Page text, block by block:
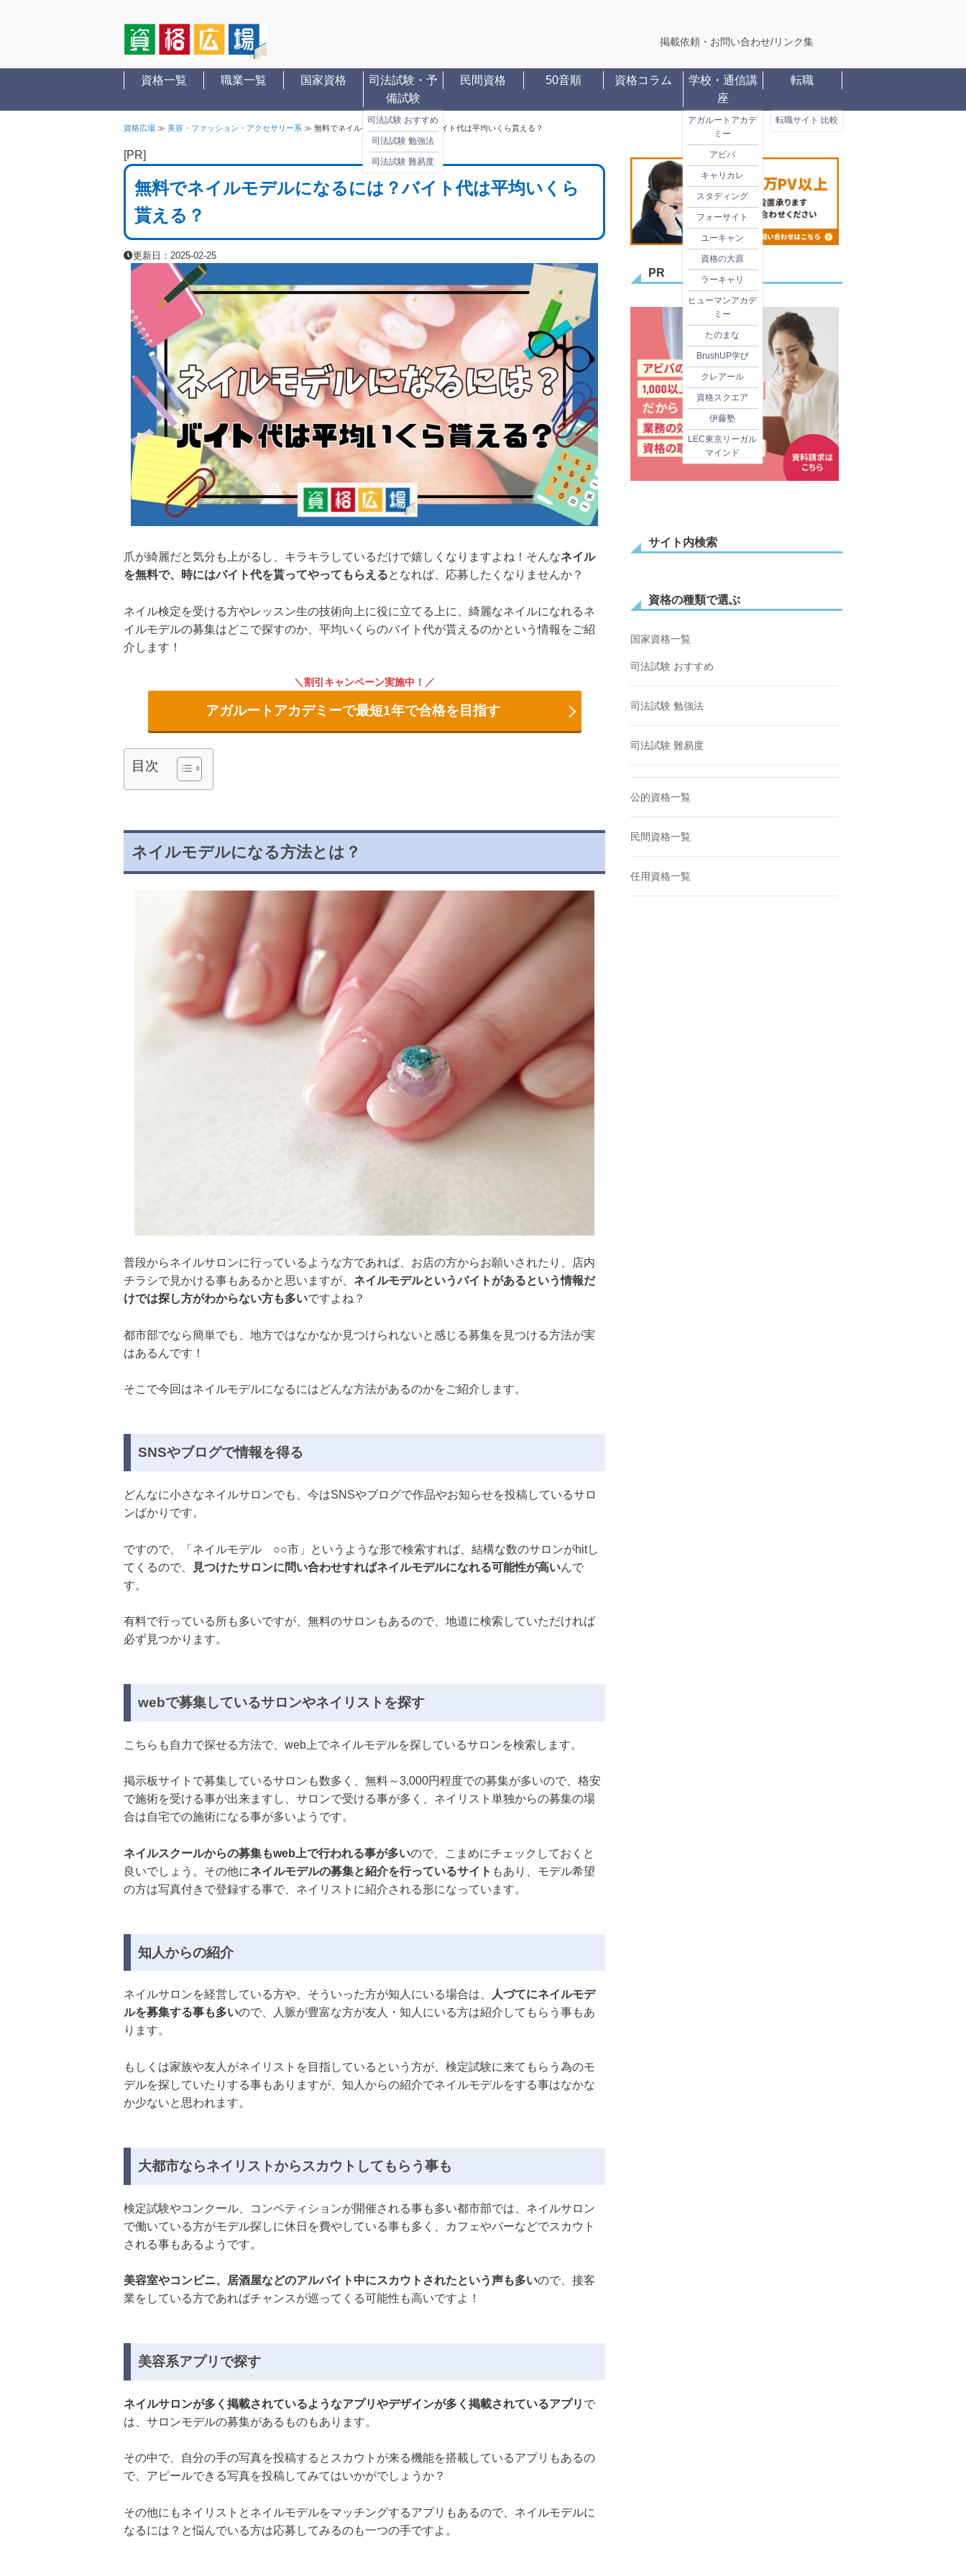
掲載依頼・お問い合わせ/リンク集
資格一覧 職業一覧 国家資格
司法試験・予
備試験
司法試験 おすすめ
司法試験 勉強法
司法試験 難易度
民間資格 50音順 資格コラム
学校・通信講
座
アガルートアカデ
ミー
アビバ
キャリカレ
スタディング
フォーサイト
ユーキャン
資格の大原
ラーキャリ
ヒューマンアカデ
ミー
たのまな
BrushUP学び
クレアール
資格スクエア
伊藤塾
LEC東京リーガル
マインド
転職
転職サイト 比較
資格広場 ≫ 美容・ファッション・アクセサリー系 ≫ 無料でネイルモデルになるには？バイト代は平均いくら貰える？
[PR]
無料でネイルモデルになるには？バイト代は平均いくら
貰える？
更新日：2025-02-25
爪が綺麗だと気分も上がるし、キラキラしているだけで嬉しくなりますよね！そんなネイル
を無料で、時にはバイト代を貰ってやってもらえるとなれば、応募したくなりませんか？
ネイル検定を受ける方やレッスン生の技術向上に役に立てる上に、綺麗なネイルになれるネ
イルモデルの募集はどこで探すのか、平均いくらのバイト代が貰えるのかという情報をご紹
介します！
割引キャンペーン実施中！
アガルートアカデミーで最短1年で合格を目指す
目次
ネイルモデルになる方法とは？
普段からネイルサロンに行っているような方であれば、お店の方からお願いされたり、店内
チラシで見かける事もあるかと思いますが、 ネイルモデルというバイトがあるという情報だ
けでは探し方がわからない方も多いですよね？
都市部でなら簡単でも、地方ではなかなか見つけられないと感じる募集を見つける方法が実
はあるんです！
そこで今回はネイルモデルになるにはどんな方法があるのかをご紹介します。
SNSやブログで情報を得る
どんなに小さなネイルサロンでも、今はSNSやブログで作品やお知らせを投稿しているサロ
ンばかりです。
ですので、「ネイルモデル ○○市」というような形で検索すれば、結構な数のサロンがhitし
てくるので、
見つけたサロンに問い合わせすればネイルモデルになれる可能性が高いんで
す。
有料で行っている所も多いですが、無料のサロンもあるので、地道に検索していただければ
必ず見つかります。
webで募集しているサロンやネイリストを探す
こちらも自力で探せる方法で、web上でネイルモデルを探しているサロンを検索します。
掲示板サイトで募集しているサロンも数多く、無料～3,000円程度での募集が多いので、格安
で施術を受ける事が出来ますし、サロンで受ける事が多く、ネイリスト単独からの募集の場
合は自宅での施術になる事が多いようです。
ネイルスクールからの募集もweb上で行われる事が多いので、こまめにチェックしておくと
良いでしょう。その他にネイルモデルの募集と紹介を行っているサイト もあり、モデル希望
の方は写真付きで登録する事で、ネイリストに紹介される形になっています。
知人からの紹介
ネイルサロンを経営している方や、そういった方が知人にいる場合は、
人づてにネイルモデ
ルを募集する事も多いので、人脈が豊富な方が友人・知人にいる方は紹介してもらう事もあ
ります。
もしくは家族や友人がネイリストを目指しているという方が、検定試験に来てもらう為のモ
デルを探していたりする事もありますが、知人からの紹介でネイルモデルをする事はなかな
か少ないと思われます。
大都市ならネイリストからスカウトしてもらう事も
検定試験やコンクール、コンペティションが開催される事も多い都市部では、ネイルサロン
で働いている方がモデル探しに休日を費やしている事も多く、カフェやバーなどでスカウト
される事もあるようです。
美容室やコンビニ、居酒屋などのアルバイト中にスカウトされたという声も多いので、接客
業をしている方であればチャンスが巡ってくる可能性も高いですよ！
美容系アプリで探す
ネイルサロンが多く掲載されているようなアプリやデザインが多く掲載されているアプリ で
は、サロンモデルの募集があるものもあります。
その中で、自分の手の写真を投稿するとスカウトが来る機能を搭載しているアプリもあるの
で、アピールできる写真を投稿してみてはいかがでしょうか？
その他にもネイリストとネイルモデルをマッチングするアプリもあるので、ネイルモデルに
なるには？と悩んでいる方は応募してみるのも一つの手ですよ。
PR
サイト内検索
資格の種類で選ぶ
国家資格一覧
司法試験 おすすめ
司法試験 勉強法
司法試験 難易度
公的資格一覧
民間資格一覧
任用資格一覧